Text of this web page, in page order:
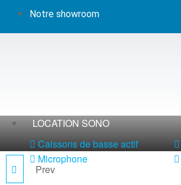
Notre showroom
LOCATION SONO
Caissons de basse actif
Microphone
Prev